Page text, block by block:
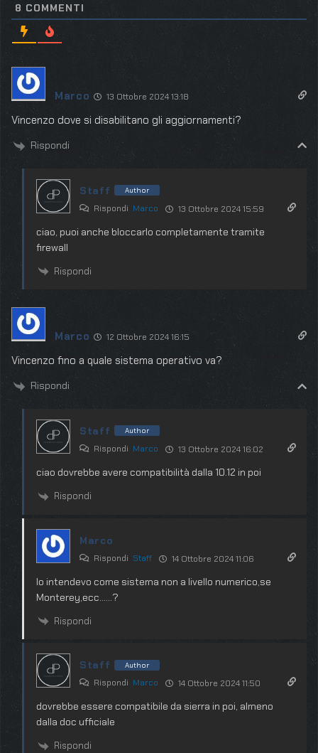
8 COMMENTI
Marco 13 Ottobre 2024 13:18
Vincenzo dove si disabilitano gli aggiornamenti?
Rispondi
Staff Author
Rispondi Marco 13 Ottobre 2024 15:59
ciao, puoi anche bloccarlo completamente tramite
firewall
Rispondi
Marco 12 Ottobre 2024 16:15
Vincenzo fino a quale sistema operativo va?
Rispondi
Staff Author
Rispondi Marco 13 Ottobre 2024 16:02
ciao dovrebbe avere compatibilità dalla 10.12 in poi
Rispondi
Marco
Rispondi Staff 14 Ottobre 2024 11:06
Io intendevo come sistema non a livello numerico,se
Monterey,ecc……?
Rispondi
Staff Author
Rispondi Marco 14 Ottobre 2024 11:50
dovrebbe essere compatibile da sierra in poi, almeno
dalla doc ufficiale
Rispondi